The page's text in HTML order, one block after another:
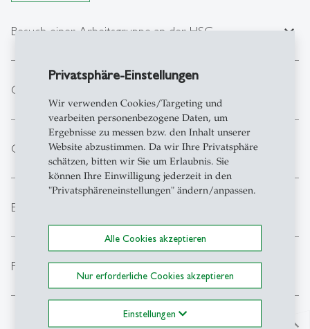
Privatsphäre-Einstellungen
Wir verwenden Cookies/Targeting und
vearbeiten personenbezogene Daten, um
Ergebnisse zu messen bzw. den Inhalt unserer
Website abzustimmen. Da wir Ihre Privatsphäre
schätzen, bitten wir Sie um Erlaubnis. Sie
können Ihre Einwilligung jederzeit in den
"Privatsphäreneinstellungen" ändern/anpassen.
Alle Cookies akzeptieren
Nur erforderliche Cookies akzeptieren
Einstellungen
Besuch einer Arbeitsgruppe an der HSG expand_less
Gastvorträge
Gastprofessur
Exchange-Programm
Förderung